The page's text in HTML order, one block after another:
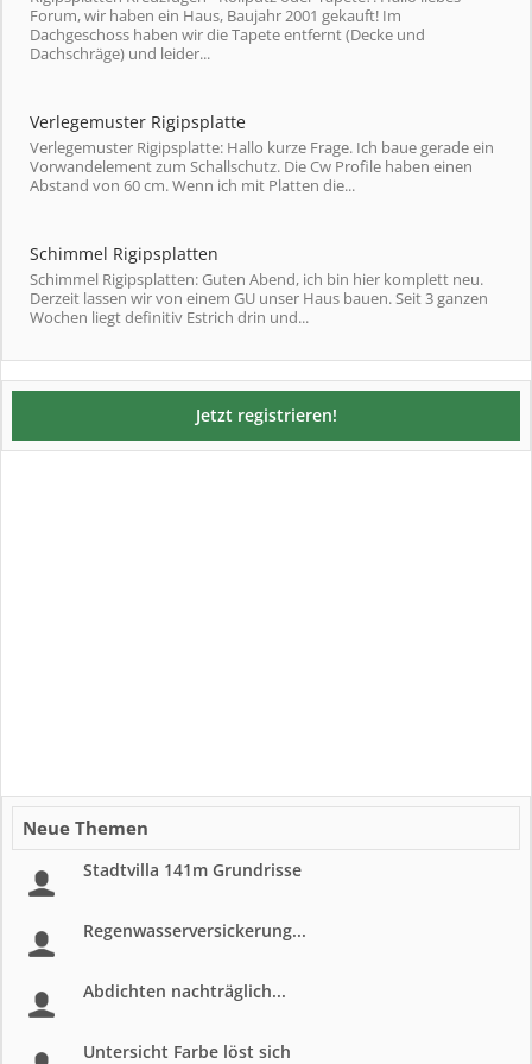
Forum, wir haben ein Haus, Baujahr 2001 gekauft! Im
Dachgeschoss haben wir die Tapete entfernt (Decke und
Dachschräge) und leider...
Verlegemuster Rigipsplatte
Verlegemuster Rigipsplatte: Hallo kurze Frage. Ich baue gerade ein
Vorwandelement zum Schallschutz. Die Cw Profile haben einen
Abstand von 60 cm. Wenn ich mit Platten die...
Schimmel Rigipsplatten
Schimmel Rigipsplatten: Guten Abend, ich bin hier komplett neu.
Derzeit lassen wir von einem GU unser Haus bauen. Seit 3 ganzen
Wochen liegt definitiv Estrich drin und...
Jetzt registrieren!
Neue Themen
Stadtvilla 141m Grundrisse
Regenwasserversickerung...
Abdichten nachträglich...
Untersicht Farbe löst sich